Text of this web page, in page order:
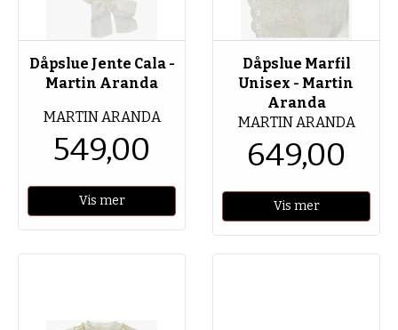
Dåpslue Jente Cala -
Martin Aranda
MARTIN ARANDA
549,00
Vis mer
Dåpslue Marfil
Unisex - Martin
Aranda
MARTIN ARANDA
649,00
Vis mer